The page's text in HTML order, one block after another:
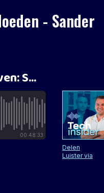
- Sander